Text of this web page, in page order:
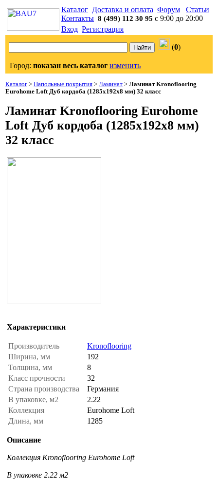
Каталог Доставка и оплата Форум
Статьи
Контакты 8 (499) 112 30 95 с 9:00 до 20:00
Вход Регистрация
(0)
Город: показан весь каталог изменить
Каталог > Напольные покрытия > Ламинат > Ламинат Kronoflooring
Eurohome Loft Дуб кордоба (1285x192x8 мм) 32 класс
Ламинат Kronoflooring Eurohome
Loft Дуб кордоба (1285x192x8 мм)
32 класс
Характеристики
Производитель
Kronoflooring
Ширина, мм
192
Толщина, мм
8
Класс прочности
32
Страна производства
Германия
В упаковке, м2
2.22
Коллекция
Eurohome Loft
Длина, мм
1285
Описание
Коллекция Kronoflooring Eurohome Loft
В упаковке 2.22 м2